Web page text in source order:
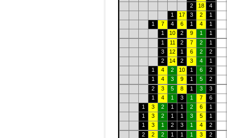
2
18
4
1
17 3 2
1
1
7 4 6 1 4
1
1
10 2 9 1
1
1
11 2 7 2
1
3
12 1 6 2
2
2
14 2 3 4
1
1
4 2 10 1 6
2
1
4 3 9 1 5
2
2
3 5 8 1 3
3
1
4 1 3 1 7
6
1
3 2 1 1 2 6
1
1
3 2 1 1 3 5
1
1
3 1 2 3 1 4
2
2
2 2 1 1 1 3
2